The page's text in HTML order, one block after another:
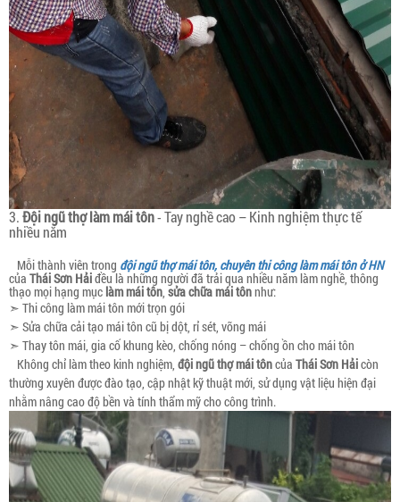
3.Đội ngũ thợ làm mái tôn- Tay nghề cao – Kinh nghiệm thực tế
nhiều năm
Mỗi thành viên trong đội ngũ thợ mái tôn, chuyên thi công làm mái tôn ở HN
của Thái Sơn Hảiđều là những người đã trải qua nhiều năm làm nghề, thông
thạo mọi hạng mục làm mái tôn, sửa chữa mái tônnhư:
➣ Thi công làm mái tôn mới trọn gói
➣ Sửa chữa cải tạo mái tôn cũ bị dột, rỉ sét, võng mái
➣ Thay tôn mái, gia cố khung kèo, chống nóng – chống ồn cho mái tôn
Không chỉ làm theo kinh nghiệm, đội ngũ thợ mái tôncủa Thái Sơn Hảicòn
thường xuyên được đào tạo, cập nhật kỹ thuật mới, sử dụng vật liệu hiện đại
nhằm nâng cao độ bền và tính thẩm mỹ cho công trình.